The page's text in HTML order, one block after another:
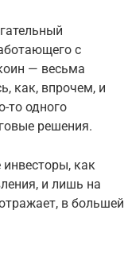
с
— весьма
как, впрочем, и
то одного
решения.
как
и лишь на
в большей